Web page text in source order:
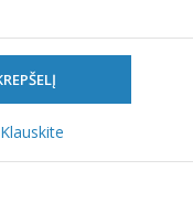
Klauskite